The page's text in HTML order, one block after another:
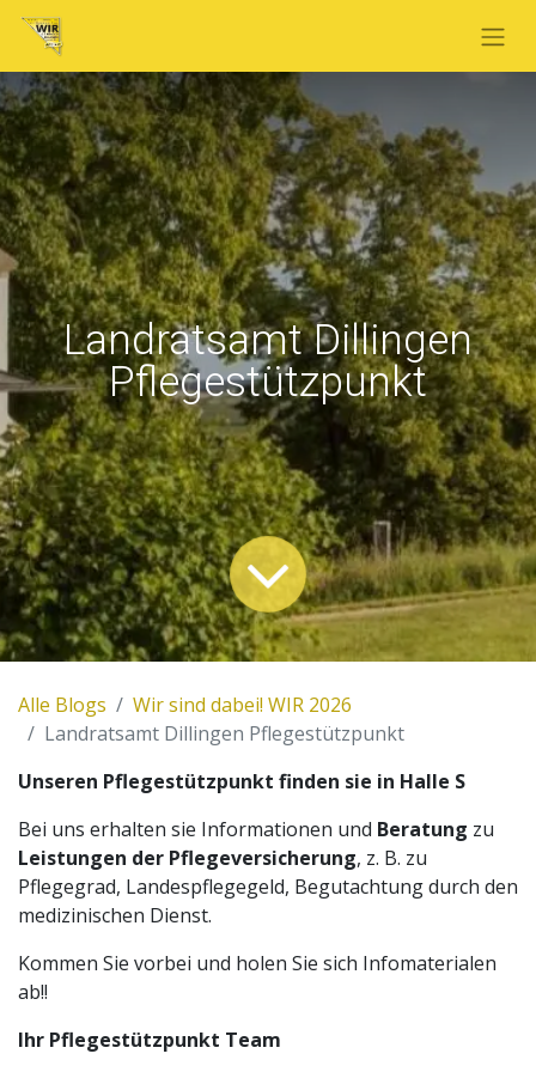
Landratsamt Dillingen
Pflegestützpunkt
Alle Blogs
Wir sind dabei! WIR 2026
Landratsamt Dillingen Pflegestützpunkt
Unseren Pflegestützpunkt finden sie in Halle S
Bei uns erhalten sie Informationen und Beratung zu
Leistungen der Pflegeversicherung, z. B. zu
Pflegegrad, Landespflegegeld, Begutachtung durch den
medizinischen Dienst.
Kommen Sie vorbei und holen Sie sich Infomaterialen
ab!!
Ihr Pflegestützpunkt Team